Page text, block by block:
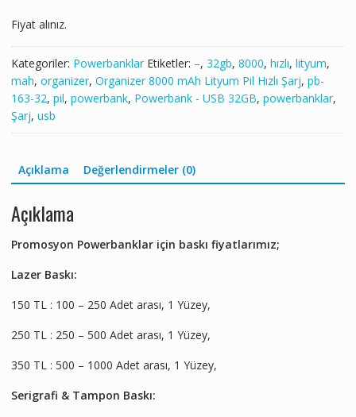
Fiyat alınız.
Kategoriler: Powerbanklar Etiketler: –, 32gb, 8000, hızlı, lityum,
mah, organizer, Organizer 8000 mAh Lityum Pil Hızlı Şarj, pb-
163-32, pil, powerbank, Powerbank - USB 32GB, powerbanklar,
Şarj, usb
Açıklama Değerlendirmeler (0)
Açıklama
Promosyon Powerbanklar için baskı fiyatlarımız;
Lazer Baskı:
150 TL : 100 – 250 Adet arası, 1 Yüzey,
250 TL : 250 – 500 Adet arası, 1 Yüzey,
350 TL : 500 – 1000 Adet arası, 1 Yüzey,
Serigrafi & Tampon Baskı: